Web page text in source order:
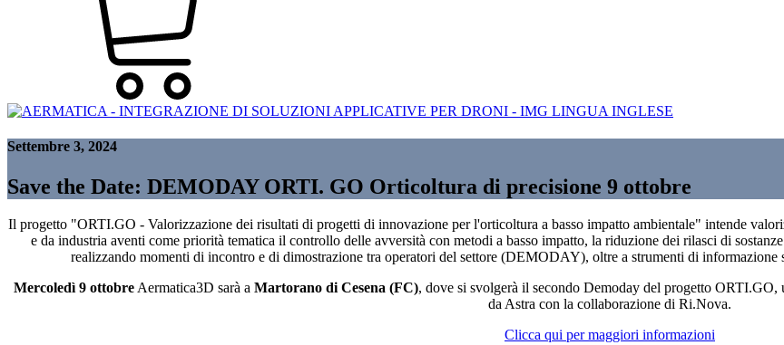
Settembre 3, 2024
Save the Date: DEMODAY ORTI. GO Orticoltura di precisione 9 ottobre
Il progetto "ORTI.GO - Valorizzazione dei risultati di progetti di innovazione per l'orticoltura a basso impatto ambientale" intende
e da industria aventi come priorità tematica il controllo delle avversità con metodi a basso impatto, la riduzione dei rilasci di
realizzando momenti di incontro e di dimostrazione tra operatori del settore (DEMODAY), oltre a strumenti di
Mercoledì 9 ottobreAermatica3D sarà a Martorano di Cesena (FC), dove si svolgerà il secondo Demoday del progetto ORTI.GO,
da Astra con la collaborazione di Ri.Nova.
Clicca qui per maggiori informazioni